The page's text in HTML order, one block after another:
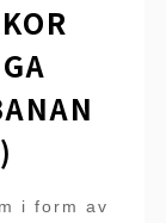
i form av